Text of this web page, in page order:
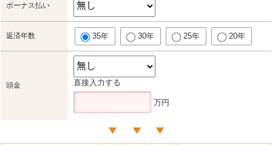
ボーナス払い
返済年数 35年 30年 25年 20年
頭金 直接入力する
万円